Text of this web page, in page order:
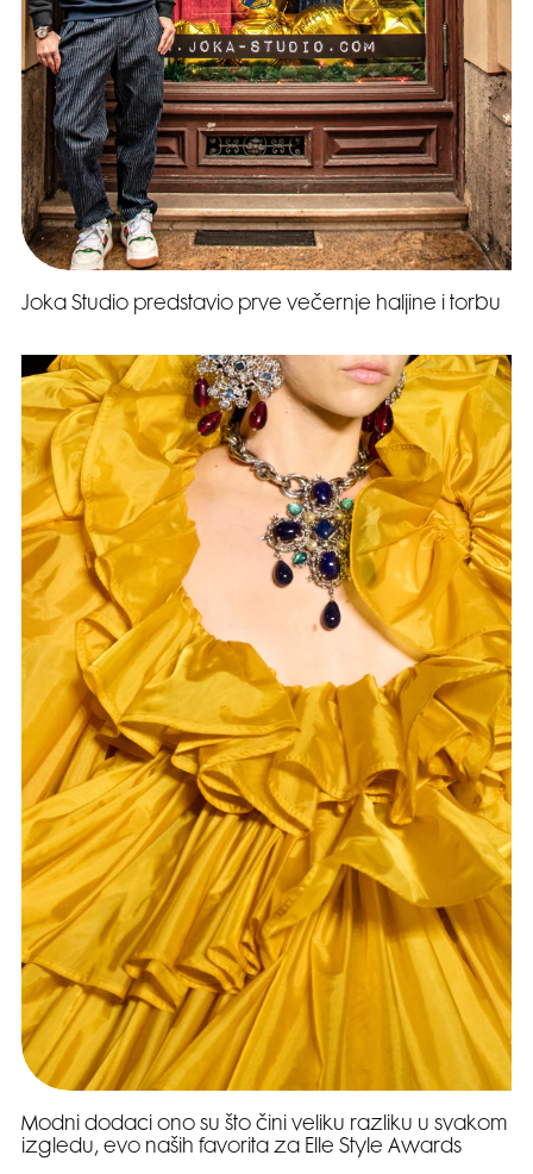
Joka Studio predstavio prve večernje haljine i torbu
Modni dodaci ono su što čini veliku razliku u svakom
izgledu, evo naših favorita za Elle Style Awards